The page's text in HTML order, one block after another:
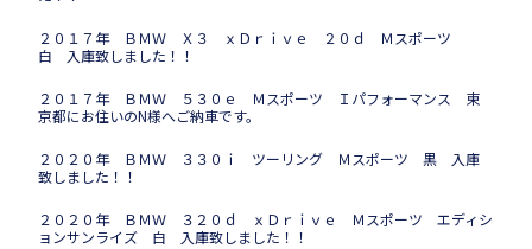
２０１７年 ＢＭＷ Ｘ３ ｘＤｒｉｖｅ ２０ｄ Ｍスポーツ
白 入庫致しました！！
２０１７年 ＢＭＷ ５３０ｅ Ｍスポーツ Ｉパフォーマンス 東
京都にお住いのN様へご納車です。
２０２０年 ＢＭＷ ３３０ｉ ツーリング Ｍスポーツ 黒 入庫
致しました！！
２０２０年 ＢＭＷ ３２０ｄ ｘＤｒｉｖｅ Ｍスポーツ エディシ
ョンサンライズ 白 入庫致しました！！